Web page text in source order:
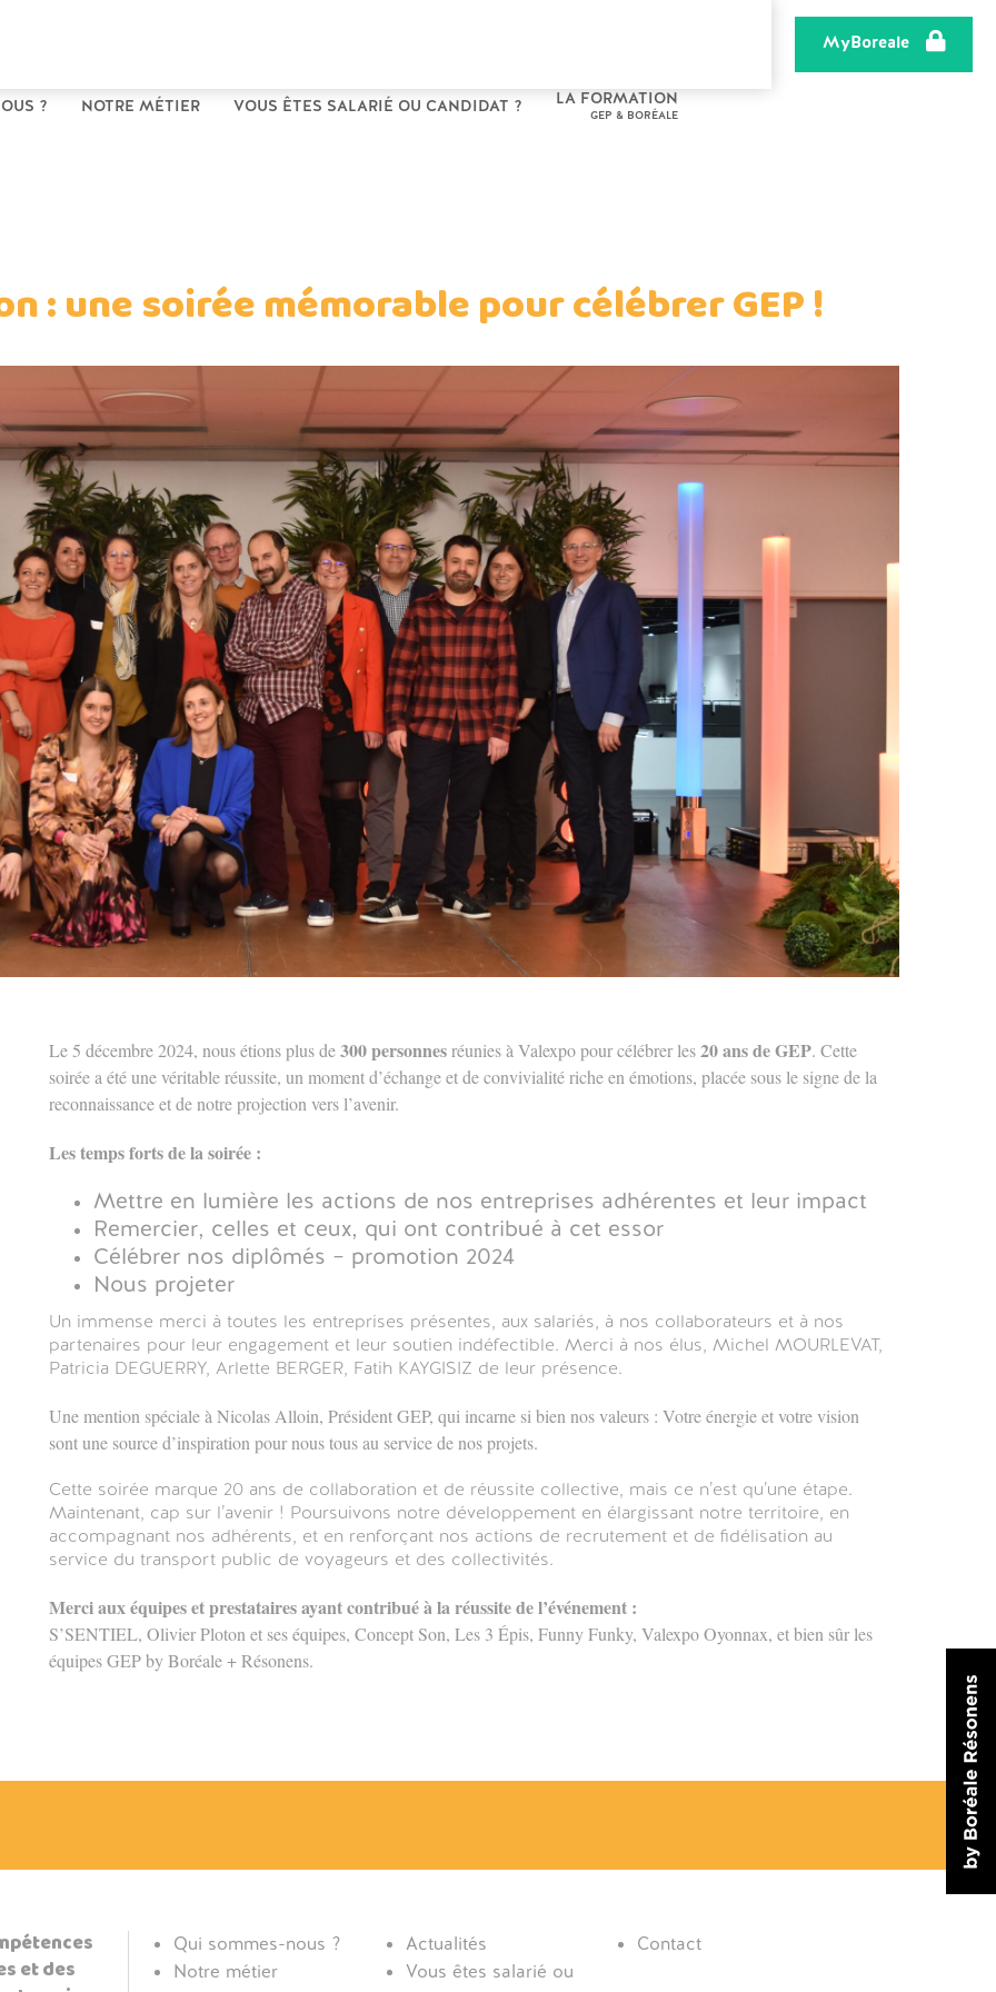
? NOTRE MÉTIER VOUS ÊTES SALARIÉ OU CANDIDAT ? LA FORMATION
GEP & BORÉALE
MyBoreale
: une soirée mémorable pour célébrer GEP !
Le 5 décembre 2024, nous étions plus de300 personnesréunies à Valexpo pour célébrer les20 ans de GEP. Cette
soirée a été une véritable réussite, un moment d’échange et de convivialité riche en émotions, placée sous le signe de la
reconnaissance et de notre projection vers l’avenir.
Les temps forts de la soirée :
Mettre en lumière les actions de nos entreprises adhérentes et leur impact
Remercier, celles et ceux, qui ont contribué à cet essor
Célébrer nos diplômés – promotion 2024
Nous projeter
Un immense merci à toutes les entreprises présentes, aux salariés, à nos collaborateurs et à nos
partenaires pour leur engagement et leur soutien indéfectible. Merci à nos élus, Michel MOURLEVAT,
Patricia DEGUERRY, Arlette BERGER, Fatih KAYGISIZ de leur présence.
Une mention spéciale à Nicolas Alloin, Président GEP, qui incarne si bien nos valeurs : Votre énergie et votre vision
sont une source d’inspiration pour nous tous au service de nos projets.
Cette soirée marque 20 ans de collaboration et de réussite collective, mais ce n’est qu’une étape.
Maintenant, cap sur l’avenir ! Poursuivons notre développement en élargissant notre territoire, en
accompagnant nos adhérents, et en renforçant nos actions de recrutement et de fidélisation au
service du transport public de voyageurs et des collectivités.
Merci aux équipes et prestataires ayant contribué à la réussite de l’événement :
S’SENTIEL, Olivier Ploton et ses équipes, Concept Son, Les 3 Épis, Funny Funky, Valexpo Oyonnax, et bien sûr les
équipes GEP by Boréale + Résonens.
et des
Qui sommes-nous ?
Notre métier
Actualités
Vous êtes salarié ou
Contact